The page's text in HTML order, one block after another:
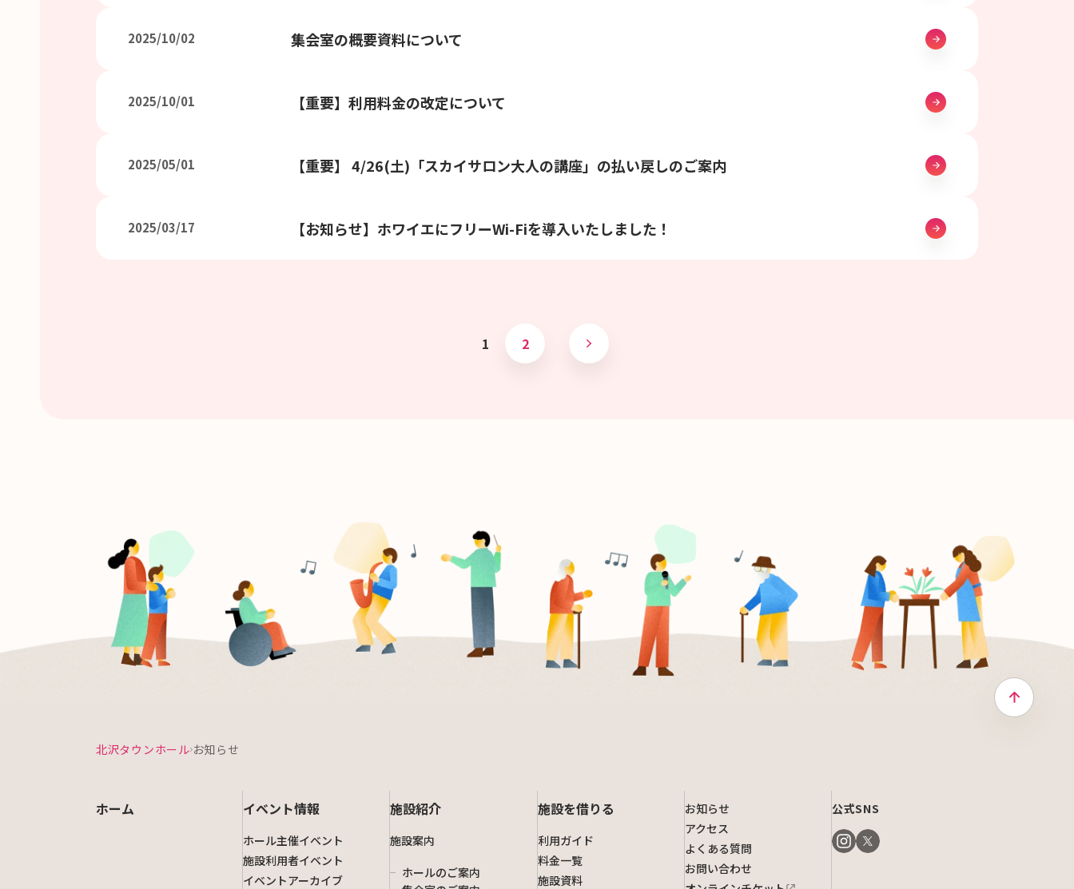
2025/10/02 集会室の概要資料について
2025/10/01 【重要】利用料金の改定について
2025/05/01 【重要】 4/26(土)「スカイサロン大人の講座」の払い戻しのご案内
2025/03/17 【お知らせ】ホワイエにフリーWi-Fiを導入いたしました！
1 2
北沢タウンホールお知らせ
ホーム イベント情報
ホール主催イベント
施設利用者イベント
イベントアーカイブ
施設紹介
施設案内
ホールのご案内
施設を借りる
利用ガイド
料金一覧
施設資料
お知らせ
アクセス
よくある質問
お問い合わせ
公式SNS
トップへ